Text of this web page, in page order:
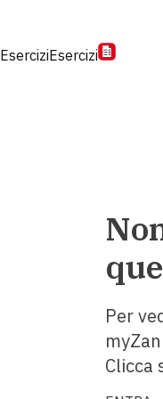
EserciziEsercizi
Per
Clicca